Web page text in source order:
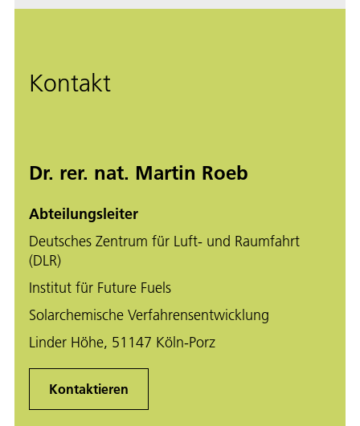
Kontakt
Dr. rer. nat. Martin Roeb
Abteilungsleiter
Deutsches Zentrum für Luft- und Raumfahrt
(DLR)
Institut für Future Fuels
Solarchemische Verfahrensentwicklung
Linder Höhe, 51147 Köln-Porz
Kontaktieren